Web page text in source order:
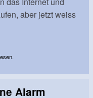
aber jetzt weiss
Alarm